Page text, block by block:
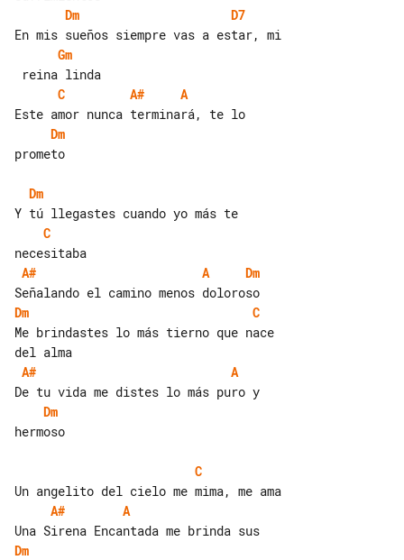
Dm
D7
Gm
C
A#
A
Dm
prometo
Dm
C
A#
A
Dm
Dm
C
Me brindastes lo más tierno que nace
A#
A
Dm
hermoso
C
A#
A
Dm